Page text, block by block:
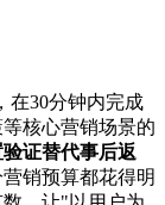
在30分钟内完成
核心营销场景的
证替代事后返
销预算都花得明